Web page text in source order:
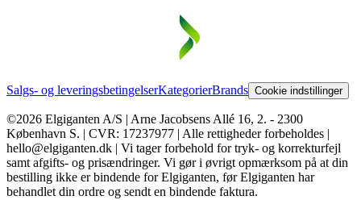
Salgs- og leveringsbetingelserKategorierBrands Cookie indstillinger
©2026 Elgiganten A/S | Arne Jacobsens Allé 16, 2. - 2300
København S. | CVR: 17237977 | Alle rettigheder forbeholdes |
hello@elgiganten.dk | Vi tager forbehold for tryk- og korrekturfejl
samt afgifts- og prisændringer. Vi gør i øvrigt opmærksom på at din
bestilling ikke er bindende for Elgiganten, før Elgiganten har
behandlet din ordre og sendt en bindende faktura.